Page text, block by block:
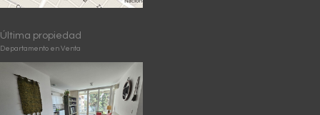
Última propiedad
Departamento en Venta